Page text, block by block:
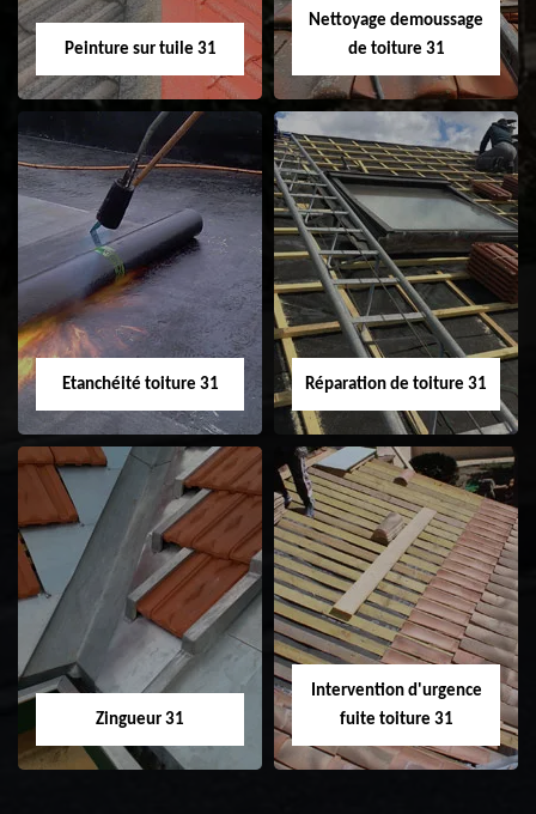
Peinture sur tuile 31
Peinture sur tuile
31
Nettoyage demoussage
de toiture 31
Nettoyage
demoussage de
toiture 31
Etanchéité toiture 31
Etanchéité toiture
31
Réparation de toiture 31
Réparation de
toiture 31
Zingueur 31
Intervention d'urgence
fuite toiture 31